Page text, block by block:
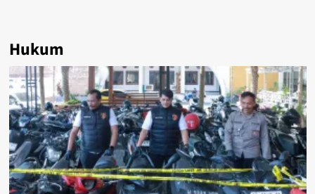
Hukum